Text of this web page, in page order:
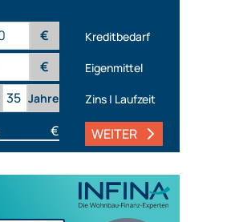
€ Kreditbedarf
€
Eigenmittel
Jahre Zins | Laufzeit
€ WEITER